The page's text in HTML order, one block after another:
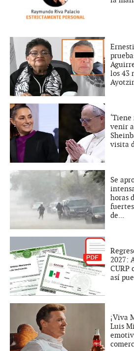
los 43
venir a
visita
Se
horas
de...
2027:
CURP
así
¡Viva
Luis